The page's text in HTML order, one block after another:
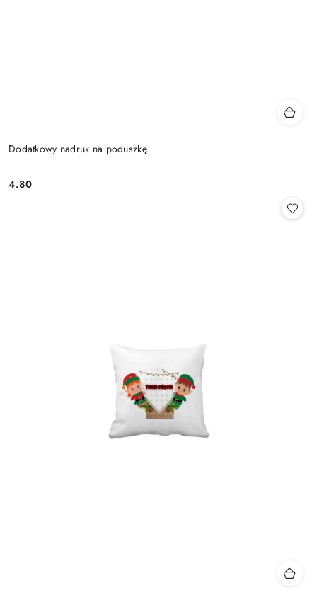
Dodatkowy nadruk na poduszkę
Cena:
4.80